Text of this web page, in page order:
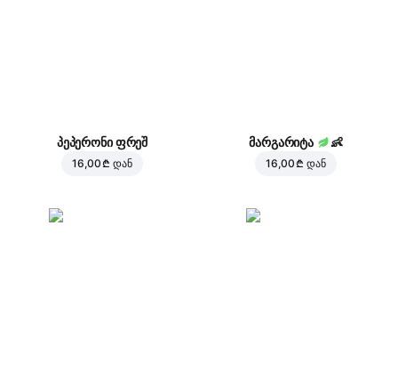
პეპერონი ფრეშ
16,00 ₾ დან
მარგარიტა 👶
16,00 ₾ დან